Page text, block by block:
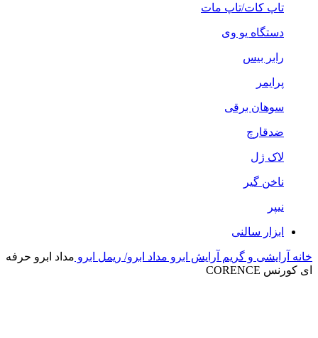
تاپ کات/تاپ مات
دستگاه یو وی
رابر بیس
پرایمر
سوهان برقی
ضدقارچ
لاک ژل
ناخن گیر
نیپر
ابزار سالنی
خانه آرایشی و گریم آرایش ابرو مداد ابرو/ ریمل ابرو مداد ابرو حرفه
ای کورنس CORENCE